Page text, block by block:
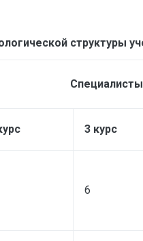
структуры
Специалисты
3 курс
6